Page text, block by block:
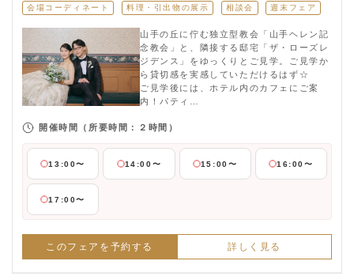
会場コーディネート 料理・引出物の展示 相談会 週末フェア
山手の丘に佇む独立型教会「山手ヘレン記
念教会」と、隣接する邸宅「ザ・ローズレ
ジデンス」をゆっくりとご見学。ご見学か
ら貸切感を実感していただけるはず☆
ご見学後には、ホテル内のカフェにご案
内！パティ…
開催時間 （所要時間：２時間）
13:00〜 14:00〜 15:00〜 16:00〜
17:00〜
このフェアを予約する 詳しく見る